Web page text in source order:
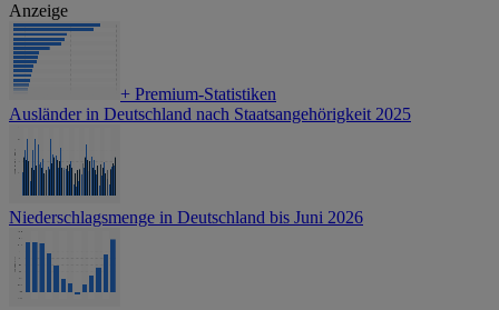
Anzeige
+ Premium-Statistiken
Ausländer in Deutschland nach Staatsangehörigkeit 2025
Niederschlagsmenge in Deutschland bis Juni 2026